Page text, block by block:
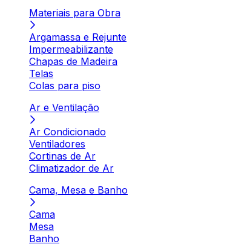
Materiais para Obra
Argamassa e Rejunte
Impermeabilizante
Chapas de Madeira
Telas
Colas para piso
Ar e Ventilação
Ar Condicionado
Ventiladores
Cortinas de Ar
Climatizador de Ar
Cama, Mesa e Banho
Cama
Mesa
Banho